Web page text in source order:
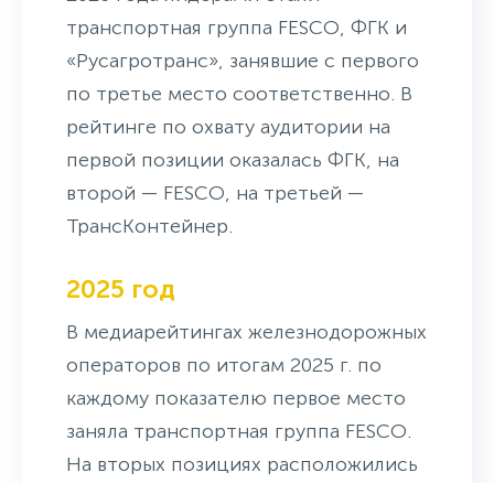
транспортная группа FESCO, ФГК и
«Русагротранс», занявшие с первого
по третье место соответственно. В
рейтинге по охвату аудитории на
первой позиции оказалась ФГК, на
второй — FESCO, на третьей —
ТрансКонтейнер.
2025 год
В медиарейтингах железнодорожных
операторов по итогам 2025 г. по
каждому показателю первое место
заняла транспортная группа FESCO.
На вторых позициях расположились